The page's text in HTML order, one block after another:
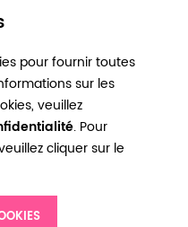
pour fournir toutes
sur les
veuillez
. Pour
cliquer sur le
x 1m